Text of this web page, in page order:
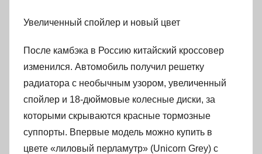
Увеличенный спойлер и новый цвет
После камбэка в Россию китайский кроссовер
изменился. Автомобиль получил решетку
радиатора с необычным узором, увеличенный
спойлер и 18-дюймовые колесные диски, за
которыми скрываются красные тормозные
суппорты. Впервые модель можно купить в
цвете «лиловый перламутр» (Unicorn Grey) с